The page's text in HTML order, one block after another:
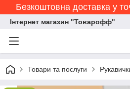
Безкоштовна доставка у
Інтернет магазин "Товарофф"
Товари та послуги